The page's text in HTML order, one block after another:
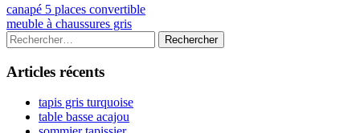
Navigation
de
l’article
Previous
article:
canapé 5 places convertible
Next
article:
meuble à chaussures gris
Colonne
latérale
principale
Rechercher :
Articles récents
tapis gris turquoise
table basse acajou